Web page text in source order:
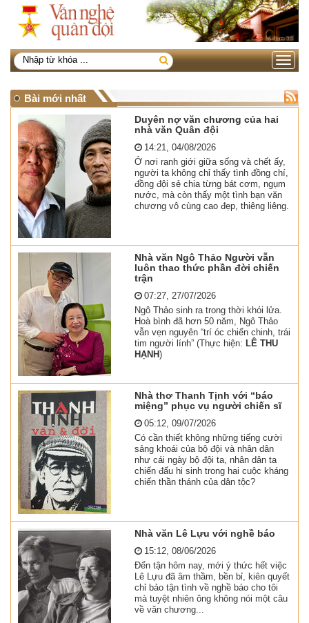
Toggle
Bài mới nhất
Duyên nợ văn chương của hai
nhà văn Quân đội
14:21, 04/08/2026
Ở nơi ranh giới giữa sống và chết ấy,
người ta không chỉ thấy tình đồng chí,
đồng đội sẻ chia từng bát cơm, ngụm
nước, mà còn thấy một tình bạn văn
chương vô cùng cao đẹp, thiêng liêng.
Nhà văn Ngô Thảo Người vẫn
luôn thao thức phần đời chiến
trận
07:27, 27/07/2026
Ngô Thảo sinh ra trong thời khói lửa.
Hoà bình đã hơn 50 năm, Ngô Thảo
vẫn vẹn nguyên “trí óc chiến chinh, trái
tim người lính” (Thực hiện: LÊ THU
HẠNH)
Nhà thơ Thanh Tịnh với “báo
miệng” phục vụ người chiến sĩ
05:12, 09/07/2026
Có cần thiết không những tiếng cười
sảng khoái của bộ đội và nhân dân
như cái ngày bộ đội ta, nhân dân ta
chiến đấu hi sinh trong hai cuộc kháng
chiến thần thánh của dân tộc?
Nhà văn Lê Lựu với nghề báo
15:12, 08/06/2026
Đến tận hôm nay, mới ý thức hết việc
Lê Lựu đã âm thầm, bền bỉ, kiên quyết
chỉ bảo tận tình về nghề báo cho tôi
mà tuyệt nhiên ông không nói một câu
về văn chương...